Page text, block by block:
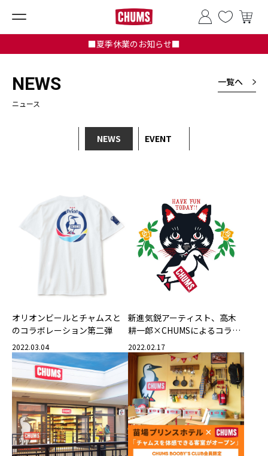
■夏季休業のお知らせ■
NEWS
ニュース
一覧へ
NEWS EVENT
オリオンビールとチャムスと
のコラボレーション第二弾
2022.03.04
新進気鋭アーティスト、高木
耕一郎×CHUMSによるコラボ
レーション 『BOYS STITCHES
CLUB』コレクションがリリー
2022.02.17